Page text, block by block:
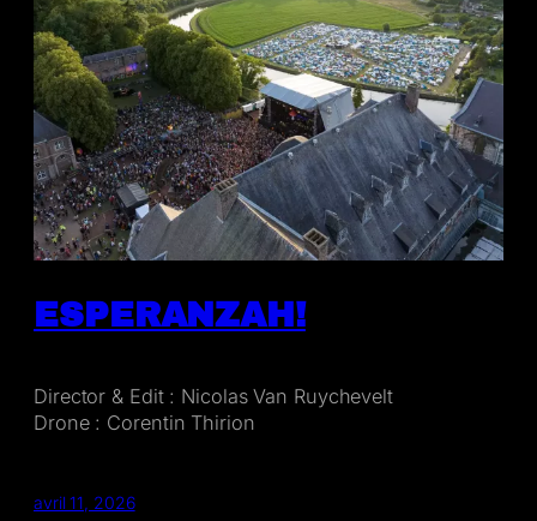
ESPERANZAH!
Director & Edit : Nicolas Van Ruychevelt
Drone : Corentin Thirion
avril 11, 2026